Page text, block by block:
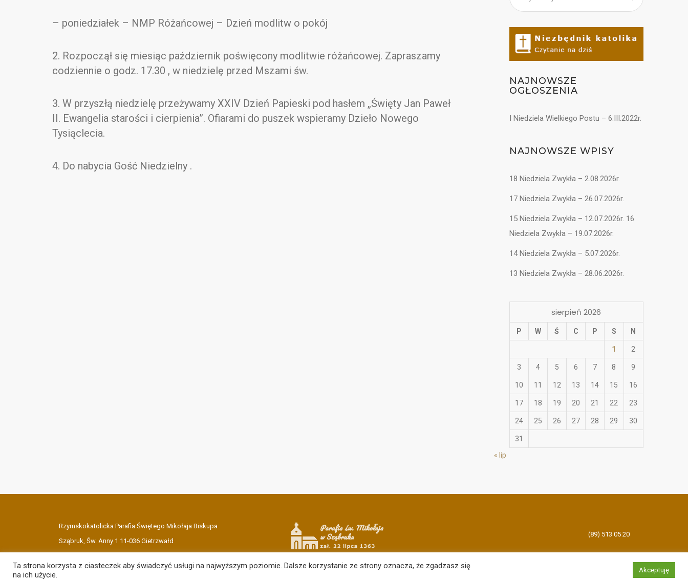
– poniedziałek – NMP Różańcowej – Dzień modlitw o pokój
2. Rozpoczął się miesiąc październik poświęcony modlitwie różańcowej. Zapraszamy
codziennie o godz. 17.30 , w niedzielę przed Mszami św.
3. W przyszłą niedzielę przeżywamy XXIV Dzień Papieski pod hasłem „Święty Jan Paweł
II. Ewangelia starości i cierpienia”. Ofiarami do puszek wspieramy Dzieło Nowego
Tysiąclecia.
4. Do nabycia Gość Niedzielny .
NAJNOWSZE
OGŁOSZENIA
I Niedziela Wielkiego Postu – 6.III.2022r.
NAJNOWSZE WPISY
18 Niedziela Zwykła – 2.08.2026r.
17 Niedziela Zwykła – 26.07.2026r.
15 Niedziela Zwykła – 12.07.2026r. 16
Niedziela Zwykła – 19.07.2026r.
14 Niedziela Zwykła – 5.07.2026r.
13 Niedziela Zwykła – 28.06.2026r.
sierpień 2026
P W Ś C P S N
1 2
3 4 5 6 7 8 9
10 11 12 13 14 15 16
17 18 19 20 21 22 23
24 25 26 27 28 29 30
31
« lip
Rzymskokatolicka Parafia Świętego Mikołaja Biskupa
Sząbruk, Św. Anny 1 11-036 Gietrzwałd
(89) 513 05 20
Ta strona korzysta z ciasteczek aby świadczyć usługi na najwyższym poziomie. Dalsze korzystanie ze strony oznacza, że zgadzasz się
na ich użycie.
Akceptuję